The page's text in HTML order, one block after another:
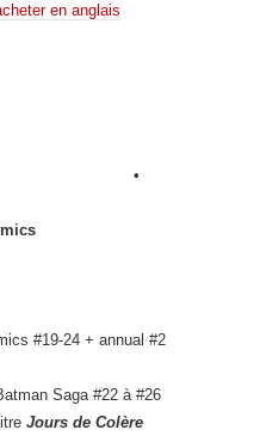
en anglais
•
#19-24 + annual #2
Saga #22 à #26
Jours de Colère